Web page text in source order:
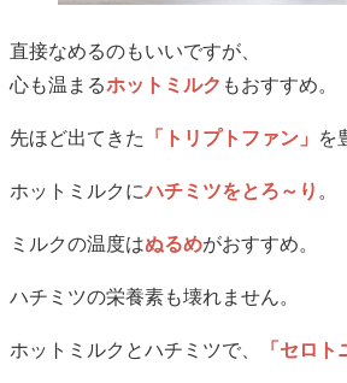
直接なめるのもいいですが、
心も温まるホットミルク もおすすめ。
先ほど出てきた 「トリプトファン」 を
ホットミルクにハチミツをとろ～り 。
ミルクの温度はぬるめがおすすめ。
ハチミツの栄養素も壊れません。
ホットミルクとハチミツで、 「セロト